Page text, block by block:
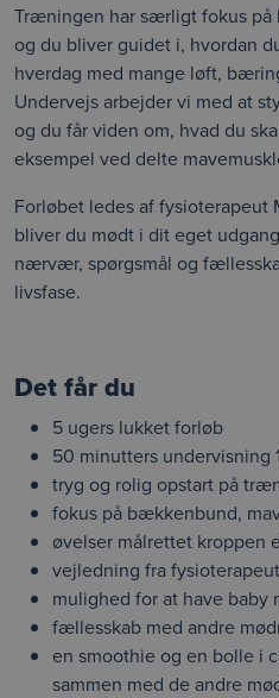
Træningen har særligt fokus
og du bliver guidet i, hvordan
hverdag med mange løft,
Undervejs arbejder vi med at
og du får viden om, hvad du
eksempel ved delte
Forløbet ledes af
bliver du mødt i dit eget
nærvær, spørgsmål og
livsfase.
Det får du
5 ugers lukket forløb
50 minutters undervisning
tryg og rolig opstart på
fokus på bækkenbund,
øvelser målrettet kroppen
vejledning fra
mulighed for at have baby
fællesskab med andre
en smoothie og en bolle i
sammen med de andre